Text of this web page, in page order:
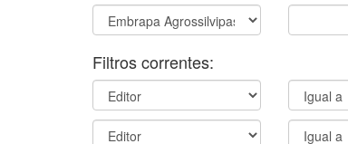
Filtros correntes: